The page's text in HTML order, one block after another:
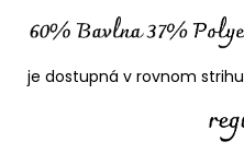
je dostupná v rovnom strihu